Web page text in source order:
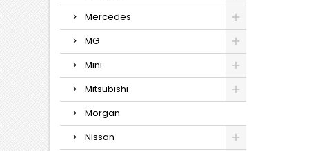
Mercedes
MG
Mini
Mitsubishi
Morgan
Nissan